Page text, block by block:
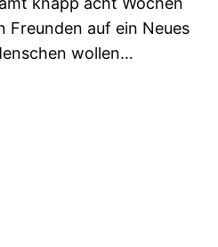
Freunden auf ein Neues
wollen…